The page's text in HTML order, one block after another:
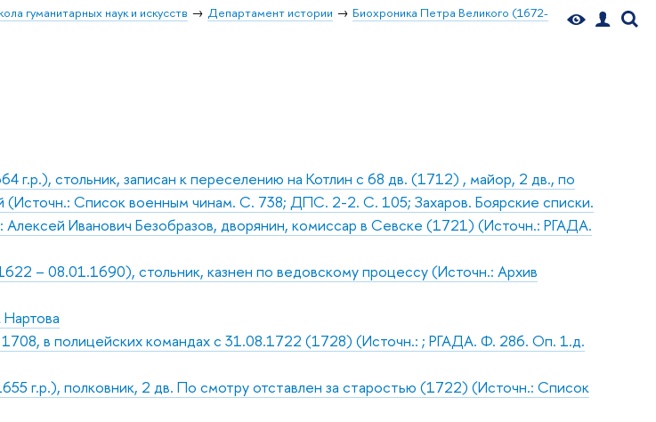
гуманитарных наук и искусств Департамент истории
Биохроника Петра Великого (1672-
г.р.), стольник, записан к переселению на Котлин с 68 дв. (1712) , майор, 2 дв., по
(Источн.: Список военным чинам. С. 738; ДПС. 2-2. С. 105; Захаров. Боярские списки.
Иванович Безобразов, дворянин, комиссар в Севске (1721) (Источн.: РГАДА.
– 08.01.1690), стольник, казнен по ведовскому процессу (Источн.: Архив
1708, в полицейских командах с 31.08.1722 (1728) (Источн.: ; РГАДА. Ф. 286. Оп. 1.д.
г.р.), полковник, 2 дв. По смотру отставлен за старостью (1722) (Источн.: Список